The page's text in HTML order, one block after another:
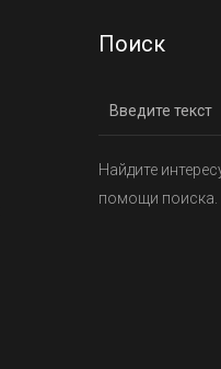
Поиск
Найдите
помощи поиска.